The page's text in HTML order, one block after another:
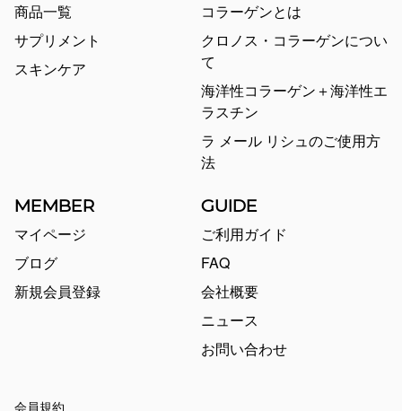
商品一覧
サプリメント
スキンケア
コラーゲンとは
クロノス・コラーゲンについ
て
海洋性コラーゲン＋海洋性エ
ラスチン
ラ メール リシュのご使用方
法
MEMBER
マイページ
ブログ
新規会員登録
GUIDE
ご利用ガイド
FAQ
会社概要
ニュース
お問い合わせ
会員規約